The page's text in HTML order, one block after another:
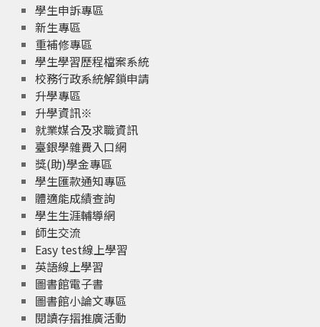
學生申訴專區
新生專區
重補修專區
學生學習歷程檔案系統
校務行政系統解鎖申請
升學專區
升學資訊※
就業媒合及求職資訊
臺銀學雜費入口網
獎(助)學金專區
學生匯款通知專區
體適能成績查詢
學生生涯輔導網
師生交流
Easy test線上學習
英語線上學習
圖書館電子書
圖書館小論文專區
閱讀存摺推廣活動